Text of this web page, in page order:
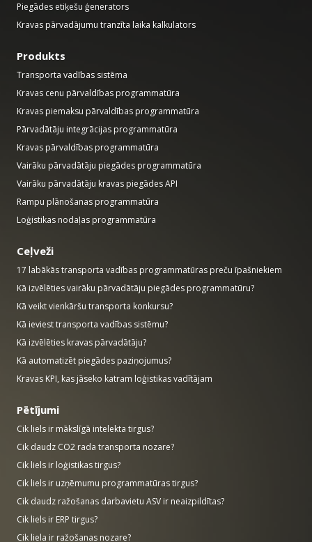
Piegādes etiķešu ģenerators
Kravas pārvadājumu tranzīta laika kalkulators
Produkts
Transporta vadības sistēma
Kravas cenu pārvaldības programmatūra
Kravas piemaksu pārvaldības programmatūra
Pārvadātāju integrācijas programmatūra
Kravas pārvaldības programmatūra
Vairāku pārvadātāju piegādes programmatūra
Vairāku pārvadātāju kravas piegādes API
Rampu plānošanas programmatūra
Loģistikas nodaļas programmatūra
Ceļveži
17 labākās transporta vadības programmatūras preču īpašniekiem
Kā izvēlēties vairāku pārvadātāju piegādes programmatūru?
Kā veikt vienkāršu transporta konkursu?
Kā ieviest transporta vadības sistēmu?
Kā izvēlēties kravas pārvadātāju?
Kā automatizēt piegādes paziņojumus?
Kravas KPI, kas jāseko katram loģistikas vadītājam
Pētījumi
Cik liels ir mākslīgā intelekta tirgus?
Cik daudz CO2 rada transporta nozare?
Cik liels ir loģistikas tirgus?
Cik liels ir uzņēmumu programmatūras tirgus?
Cik daudz ražošanas darbavietu ASV ir neaizpildītas?
Cik liels ir ERP tirgus?
Cik liela ir ražošanas nozare?